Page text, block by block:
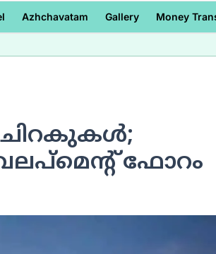
Azhchavatam Gallery Money
ചിറകുകള്‍;
ഫോറം